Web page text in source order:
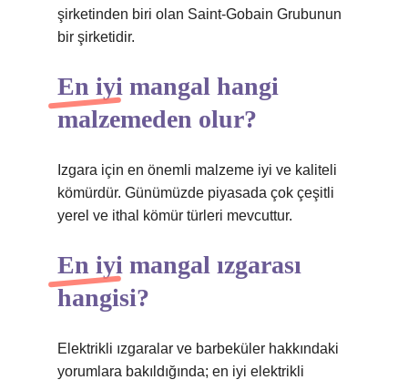
şirketinden biri olan Saint-Gobain Grubunun
bir şirketidir.
En iyi mangal hangi
malzemeden olur?
Izgara için en önemli malzeme iyi ve kaliteli
kömürdür. Günümüzde piyasada çok çeşitli
yerel ve ithal kömür türleri mevcuttur.
En iyi mangal ızgarası
hangisi?
Elektrikli ızgaralar ve barbeküler hakkındaki
yorumlara bakıldığında; en iyi elektrikli